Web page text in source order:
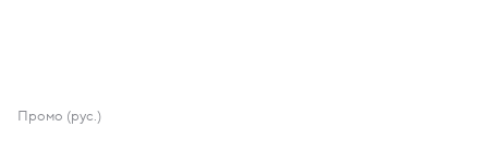
Промо (рус.)